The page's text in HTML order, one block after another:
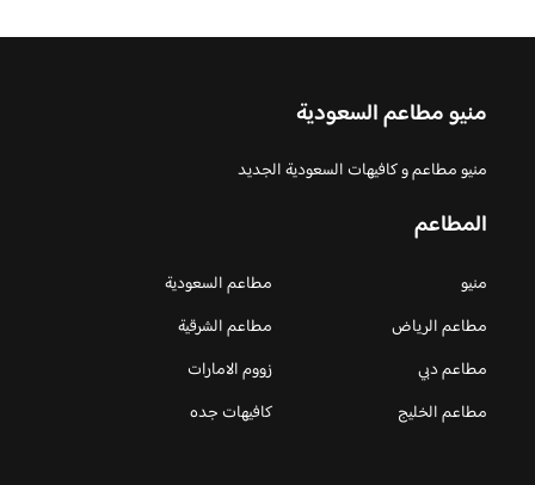
منيو مطاعم السعودية
منيو مطاعم و كافيهات السعودية الجديد
المطاعم
منيو
مطاعم السعودية
مطاعم الرياض
مطاعم الشرقية
مطاعم دبي
زووم الامارات
مطاعم الخليج
كافيهات جده